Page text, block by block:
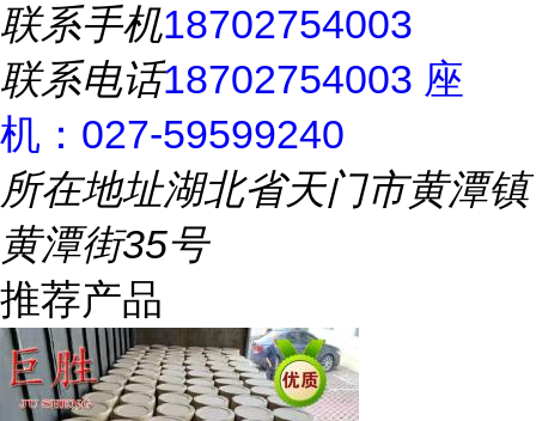
联系手机18702754003
联系电话18702754003 座
机：027-59599240
所在地址湖北省天门市黄潭镇
黄潭街35号
推荐产品